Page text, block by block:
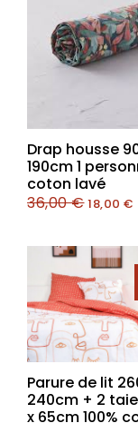
Drap housse
190cm 1
coton lavé
36,00€18,00 €
Parure de lit
240cm + 2
x 65cm 100%